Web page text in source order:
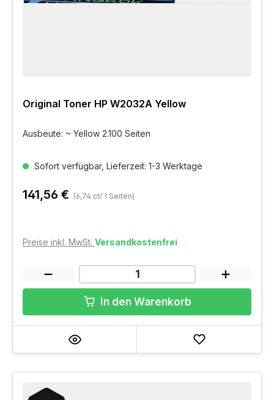
Original Toner HP W2032A Yellow
Ausbeute: ~ Yellow 2.100 Seiten
Sofort verfügbar, Lieferzeit: 1-3 Werktage
141,56 € (6,74 ct/ 1 Seiten)
Preise inkl. MwSt. Versandkostenfrei
In den Warenkorb